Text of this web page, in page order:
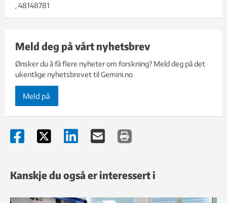
, 48148781
Meld deg på vårt nyhetsbrev
Ønsker du å få flere nyheter om forskning? Meld deg på det
ukentlige nyhetsbrevet til Gemini.no
Meld på
Kanskje du også er interessert i